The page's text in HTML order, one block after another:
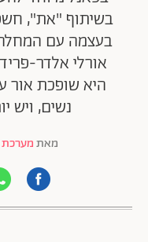
בשיתוף "את",
בעצמה עם
אורלי אלדר-
היא שופכת אור
נשים, ויש
מאת